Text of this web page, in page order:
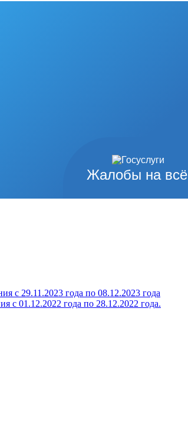
Жалобы на всё
с 29.11.2023 года по 08.12.2023 года
с 01.12.2022 года по 28.12.2022 года.